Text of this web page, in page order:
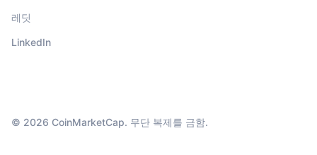
레딧
LinkedIn
© 2026 CoinMarketCap. 무단 복제를 금함.